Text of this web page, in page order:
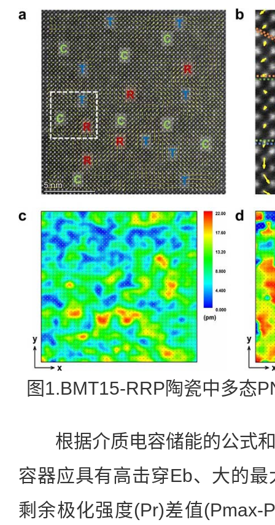
图1.BMT15-RRP陶瓷中多态
根据介质电容储能的公式和
容器应具有高击穿Eb、大的
剩余极化强度(Pr)差值(Pmax-